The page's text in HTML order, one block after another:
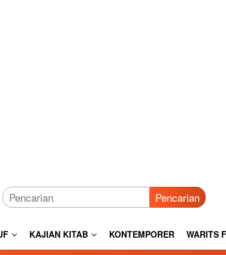
Pencarian
KAJIAN KITAB KONTEMPORER WARITS